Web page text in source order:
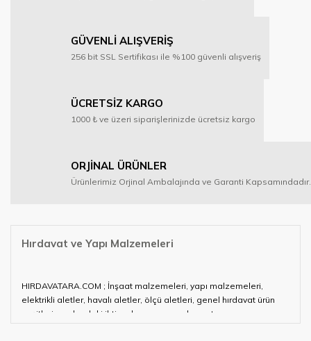
GÜVENLİ ALIŞVERİŞ
256 bit SSL Sertifikası ile %100 güvenli alışveriş
ÜCRETSİZ KARGO
1000 ₺ ve üzeri siparişlerinizde ücretsiz kargo
ORJİNAL ÜRÜNLER
Ürünlerimiz Orjinal Ambalajında ve Garanti Kapsamındadır.
Hırdavat ve Yapı Malzemeleri
HIRDAVATARA.COM ; İnşaat malzemeleri, yapı malzemeleri,
elektrikli aletler, havalı aletler, ölçü aletleri, genel hırdavat ürün
çeşitleri ve alandaki ihtiyaçlarınızın neredeyse tamamını